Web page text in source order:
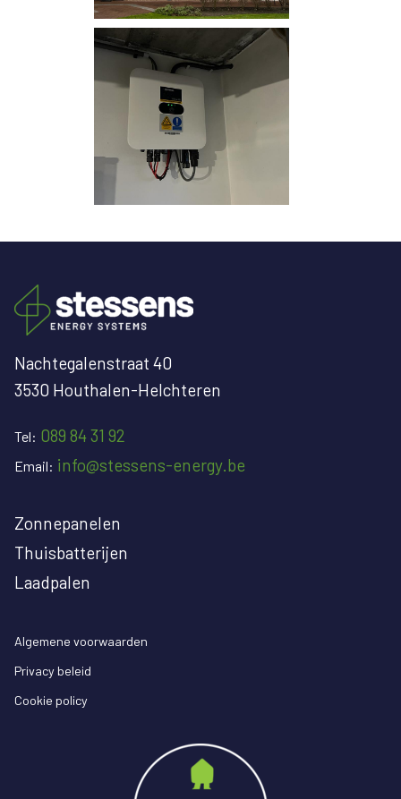
Nachtegalenstraat 40
3530 Houthalen-Helchteren
Tel: 089 84 31 92
Email: info@stessens-energy.be
Zonnepanelen
Thuisbatterijen
Laadpalen
Algemene voorwaarden
Privacy beleid
Cookie policy